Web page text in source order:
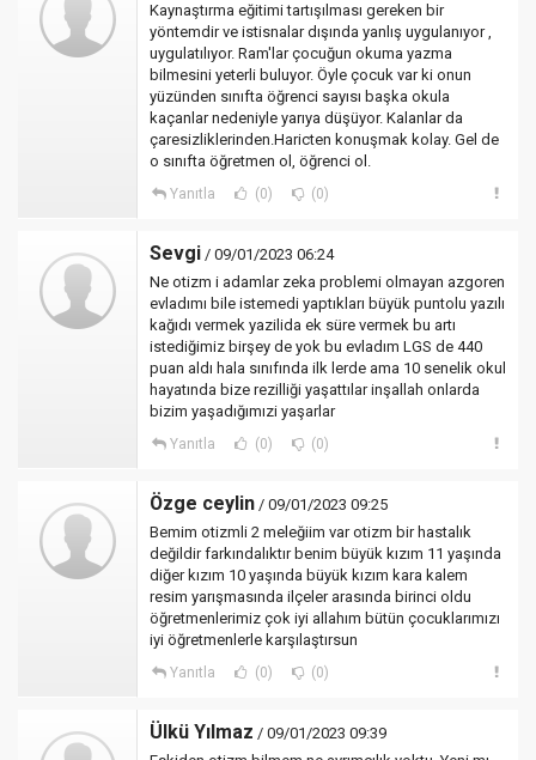
Kaynaştırma eğitimi tartışılması gereken bir
yöntemdir ve istisnalar dışında yanlış uygulanıyor ,
uygulatılıyor. Ram'lar çocuğun okuma yazma
bilmesini yeterli buluyor. Öyle çocuk var ki onun
yüzünden sınıfta öğrenci sayısı başka okula
kaçanlar nedeniyle yarıya düşüyor. Kalanlar da
çaresizliklerinden.Haricten konuşmak kolay. Gel de
o sınıfta öğretmen ol, öğrenci ol.
Yanıtla (0) (0)
Sevgi / 09/01/2023 06:24
Ne otizm i adamlar zeka problemi olmayan azgoren
evladımı bile istemedi yaptıkları büyük puntolu yazılı
kağıdı vermek yazilida ek süre vermek bu artı
istediğimiz birşey de yok bu evladım LGS de 440
puan aldı hala sınıfında ilk lerde ama 10 senelik okul
hayatında bize rezilliği yaşattılar inşallah onlarda
bizim yaşadığımızi yaşarlar
Yanıtla (0) (0)
Özge ceylin / 09/01/2023 09:25
Bemim otizmli 2 meleğiim var otizm bir hastalık
değildir farkındalıktır benim büyük kızım 11 yaşında
diğer kızım 10 yaşında büyük kızım kara kalem
resim yarışmasında ilçeler arasında birinci oldu
öğretmenlerimiz çok iyi allahım bütün çocuklarımızı
iyi öğretmenlerle karşılaştırsun
Yanıtla (0) (0)
Ülkü Yılmaz / 09/01/2023 09:39